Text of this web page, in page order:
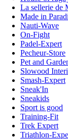
La sellerie de
Made in
Nauti-Wave
On-Fight
Padel-Expert
Pecheur-Store
Pet and
Slowood
Smash-Expert
Sneak'In
Sneakids
Sport is good
Training-Fit
Trek Expert
Triathlon-